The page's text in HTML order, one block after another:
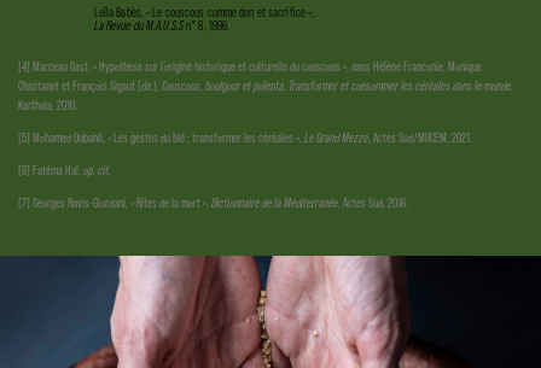
Leïla Babès, « Le couscous comme don et sacrifice »,
La Revue du M.A.U.S.Sn° 8, 1996.
[4] Marceau Gast, « Hypothèse sur l’origine historique et culturelle du couscous », dans Hélène Franconie, Monique
Chastanet et François Sigaut (dir.),Couscous, boulgour et polenta. Transformer et consommer les céréales dans le monde,
Karthala, 2010.
[5] Mohamed Oubahli, « Les gestes du blé : transformer les céréales », Le Grand Mezzé , Actes Sud/MUCEM, 2021.
[6] Fatéma Hal, op. cit.
[7] Georges Ravis-Giordani, « Rites de la mort », Dictionnaire de la Méditerranée , Actes Sud, 2016.